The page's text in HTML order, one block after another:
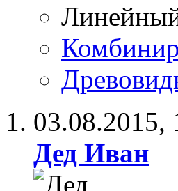
03.08.2015,
Дед Иван